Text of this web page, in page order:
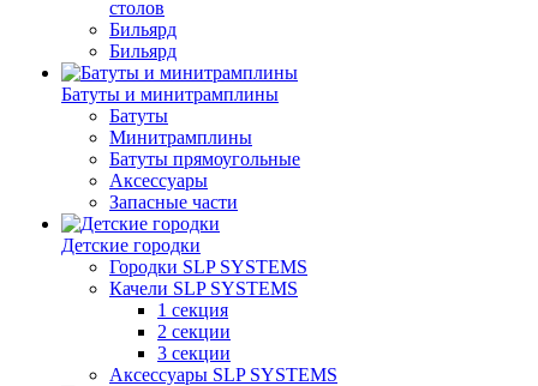
столов
Бильяpд
Бильяpд
Батуты и минитрамплины
Батуты
Минитрамплины
Батуты прямоугольные
Аксессуары
Запасные части
Детские городки
Городки SLP SYSTEMS
Качели SLP SYSTEMS
1 секция
2 секции
3 секции
Аксессуары SLP SYSTEMS